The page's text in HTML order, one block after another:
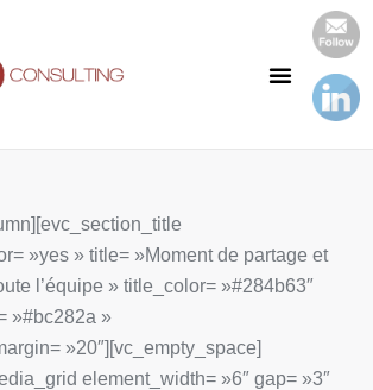
»yes » title= »Moment de partage et
l’équipe » title_color= »#284b63″
»#bc282a »
»20″][vc_empty_space]
element_width= »6″ gap= »3″